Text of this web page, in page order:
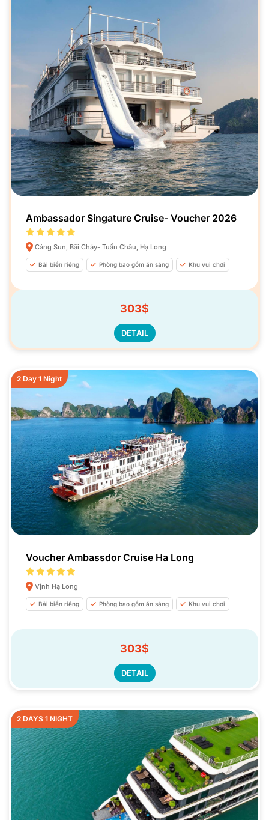
Ambassador Singature Cruise- Voucher 2026
Cảng Sun, Bãi Cháy- Tuần Châu, Hạ Long
Bải biển riêng Phòng bao gồm ăn sáng Khu vui chơi
303$
DETAIL
2 Day 1 Night
Voucher Ambassdor Cruise Ha Long
Vịnh Hạ Long
Bải biển riêng Phòng bao gồm ăn sáng Khu vui chơi
303$
DETAIL
2 DAYS 1 NIGHT